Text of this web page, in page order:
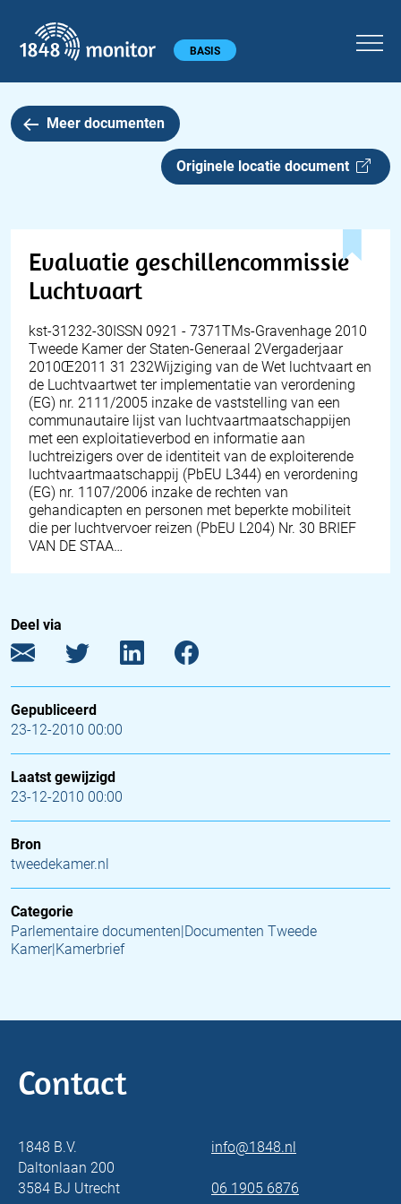
Hoofdmenu BASIS
Meer documenten
Originele locatie document
Evaluatie geschillencommissie
Luchtvaart
kst-31232-30ISSN 0921 - 7371TMs-Gravenhage 2010
Tweede Kamer der Staten-Generaal 2Vergaderjaar
2010Œ2011 31 232Wijziging van de Wet luchtvaart en
de Luchtvaartwet ter implementatie van verordening
(EG) nr. 2111/2005 inzake de vaststelling van een
communautaire lijst van luchtvaartmaatschappijen
met een exploitatieverbod en informatie aan
luchtreizigers over de identiteit van de exploiterende
luchtvaartmaatschappij (PbEU L344) en verordening
(EG) nr. 1107/2006 inzake de rechten van
gehandicapten en personen met beperkte mobiliteit
die per luchtvervoer reizen (PbEU L204) Nr. 30 BRIEF
VAN DE STAA…
Deel via
Gepubliceerd
23-12-2010 00:00
Laatst gewijzigd
23-12-2010 00:00
Bron
tweedekamer.nl
Categorie
Parlementaire documenten|Documenten Tweede
Kamer|Kamerbrief
Contact
1848 B.V.
Daltonlaan 200
3584 BJ Utrecht
info@1848.nl
06 1905 6876